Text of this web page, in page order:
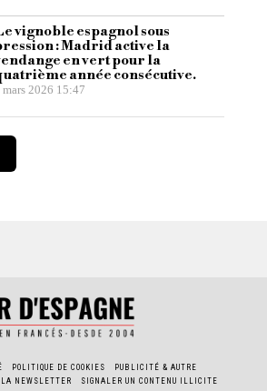
vignoble espagnol sous
: Madrid active la
en vert pour la
année consécutive.
mars 2026 15:47
POLITIQUE DE COOKIES
PUBLICITÉ & AUTRE
NEWSLETTER
SIGNALER UN CONTENU ILLICITE